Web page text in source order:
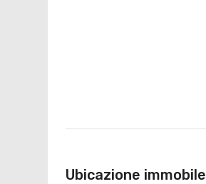
Ubicazione immobile